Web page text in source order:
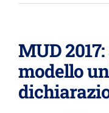
MUD
modello